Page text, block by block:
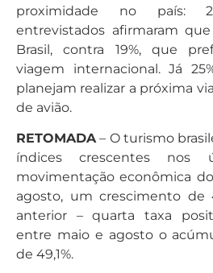
proximidade no país:
entrevistados afirmaram
Brasil, contra 19%, que
viagem internacional. Já
planejam realizar a próxima
de avião.
RETOMADA– O turismo
índices crescentes nos
movimentação econômica
agosto, um crescimento de
anterior – quarta taxa
entre maio e agosto o
de 49,1%.